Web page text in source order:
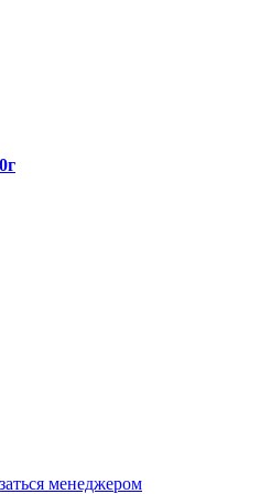
менеджером